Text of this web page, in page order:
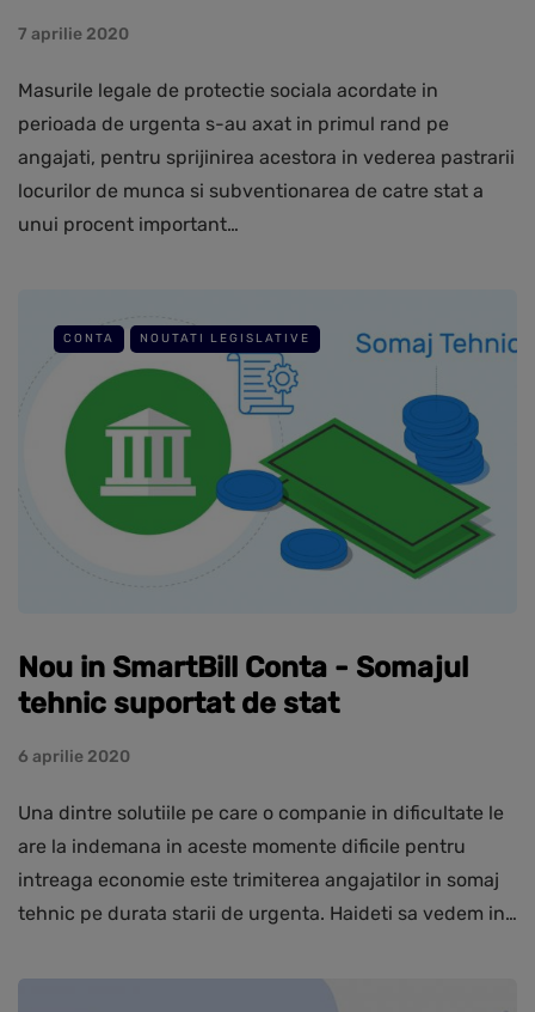
7 aprilie 2020
Masurile legale de protectie sociala acordate in
perioada de urgenta s-au axat in primul rand pe
angajati, pentru sprijinirea acestora in vederea pastrarii
locurilor de munca si subventionarea de catre stat a
unui procent important…
CONTA NOUTATI LEGISLATIVE
Nou in SmartBill Conta - Somajul
tehnic suportat de stat
6 aprilie 2020
Una dintre solutiile pe care o companie in dificultate le
are la indemana in aceste momente dificile pentru
intreaga economie este trimiterea angajatilor in somaj
tehnic pe durata starii de urgenta. Haideti sa vedem in…